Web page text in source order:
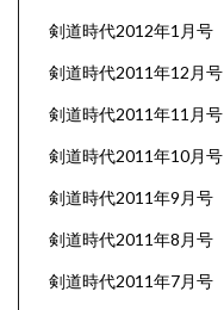
剣道時代2012年1月号
剣道時代2011年12月号
剣道時代2011年11月号
剣道時代2011年10月号
剣道時代2011年9月号
剣道時代2011年8月号
剣道時代2011年7月号